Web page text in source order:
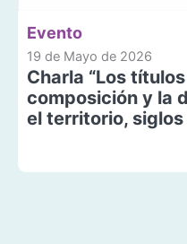
Evento
19 de Mayo de 2026
Charla “Los
composición y la
el territorio, siglos